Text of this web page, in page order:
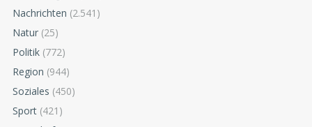
Nachrichten (2.541)
Natur (25)
Politik (772)
Region (944)
Soziales (450)
Sport (421)